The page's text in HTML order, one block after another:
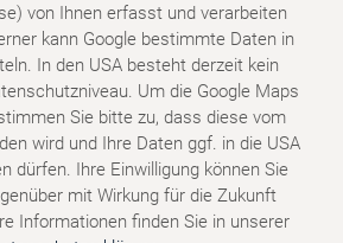
von Ihnen erfasst und verarbeiten
kann Google bestimmte Daten in
In den USA besteht derzeit kein
Um die Google Maps
Sie bitte zu, dass diese vom
wird und Ihre Daten ggf. in die USA
dürfen. Ihre Einwilligung können Sie
mit Wirkung für die Zukunft
Informationen finden Sie in unserer